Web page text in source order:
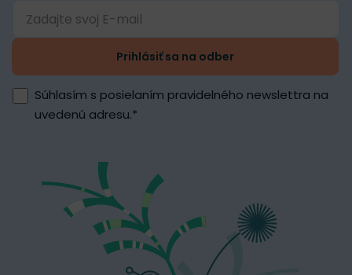
Prihlásiť sa na odber
Súhlasím s posielaním pravidelného newslettra na
uvedenú adresu.*